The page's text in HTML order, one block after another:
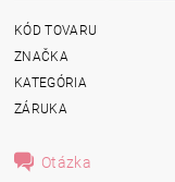
KÓD TOVARU
ZNAČKA
KATEGÓRIA
ZÁRUKA
Otázka